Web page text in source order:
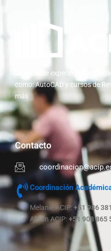
10 años de experiencia
como: AutoCAD y cursos de
más
Contacto
Coordinación
Melanie ACIP:+51 986
Alison ACIP:+51 908 865